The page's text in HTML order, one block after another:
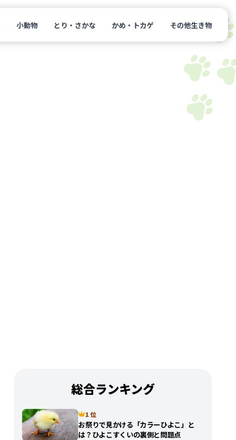
小動物 とり・さかな かめ・トカゲ その他生き物
総合ランキング
1 位
お祭りで見かける「カラーひよこ」と
は？ひよこすくいの裏側と問題点